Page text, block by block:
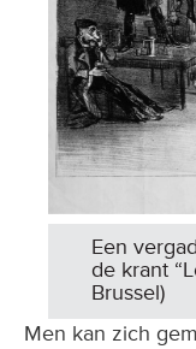
Een
de krant
Brussel)
Men kan zich